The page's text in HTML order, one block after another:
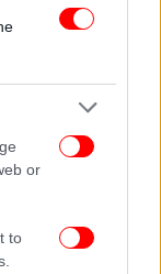
or
to
είχε
Απρίλη.
ομάδα που
με
με
μετά τον
Γιόβιτς. Ή
από τη